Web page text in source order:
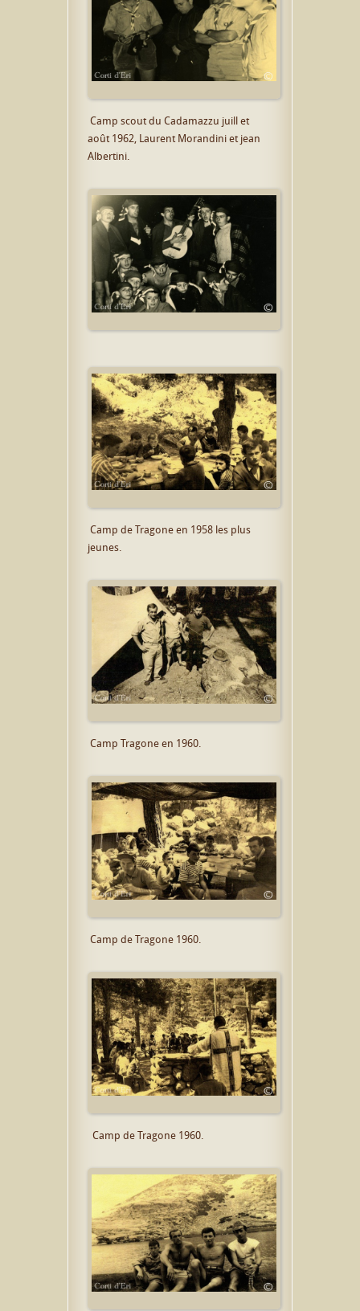
Camp scout du Cadamazzu juill et
août 1962, Laurent Morandini et jean
Albertini.
Camp de Tragone en 1958 les plus
jeunes.
Camp Tragone en 1960.
Camp de Tragone 1960.
Camp de Tragone 1960.